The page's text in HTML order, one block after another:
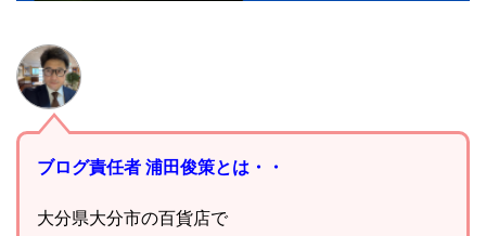
ブログ責任者 浦田俊策とは・・
大分県大分市の百貨店で